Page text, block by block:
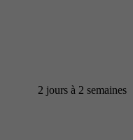
2 jours à 2 semaines